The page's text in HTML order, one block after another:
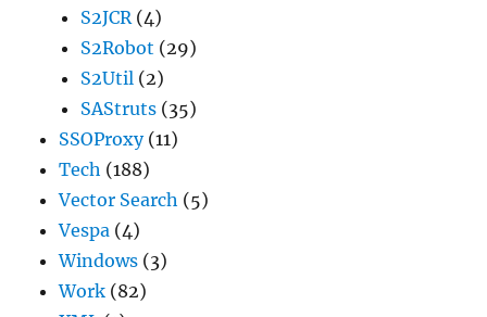
S2JCR(4)
S2Robot (29)
S2Util (2)
SAStruts (35)
SSOProxy(11)
Tech (188)
Vector Search (5)
Vespa (4)
Windows (3)
Work (82)